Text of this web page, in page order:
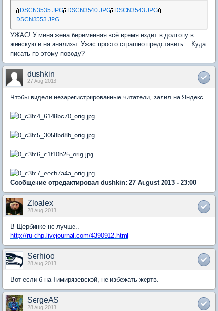
DSCN3535.JPG DSCN3540.JPG
DSCN3543.JPG
DSCN3553.JPG
УЖАС! У меня жена беременная всё время ездит в долгопу в
женскую и на анализы. Ужас просто страшно представить... Куда
писать по этому поводу?
dushkin
27 Aug 2013
Чтобы видели незарегистрированные читатели, залил на Яндекс.
Сообщение отредактировал dushkin: 27 August 2013 - 23:00
Zloalex
28 Aug 2013
В Щербинке не лучше..
http://ru-chp.livejournal.com/4390912.html
Serhioo
28 Aug 2013
Вот если б на Тимирязевской, не избежать жертв.
SergeAS
28 Aug 2013